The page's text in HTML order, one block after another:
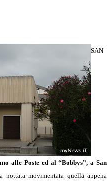
SAN
alle Poste ed al “Bobbys”, a San
nottata movimentata quella appena